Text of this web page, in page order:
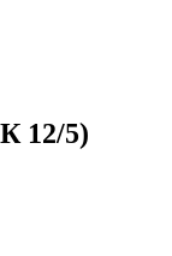
12/5)